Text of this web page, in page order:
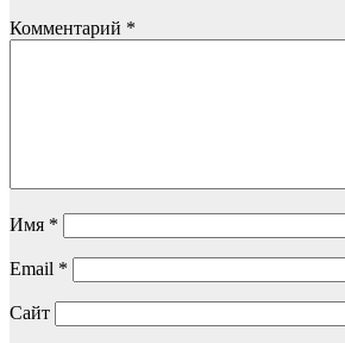
Комментарий *
Имя *
Email *
Сайт